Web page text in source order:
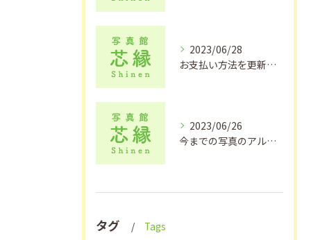
2023/06/28
お支払い方法を更新しました！【滋賀県大津市で出張撮影をお探しの方は写真館芯縁へ】
2023/06/26
今までの写真のアルバム整理【大津市でアルバム作りや出張撮影なら写真館芯縁へ】
タグ Tags